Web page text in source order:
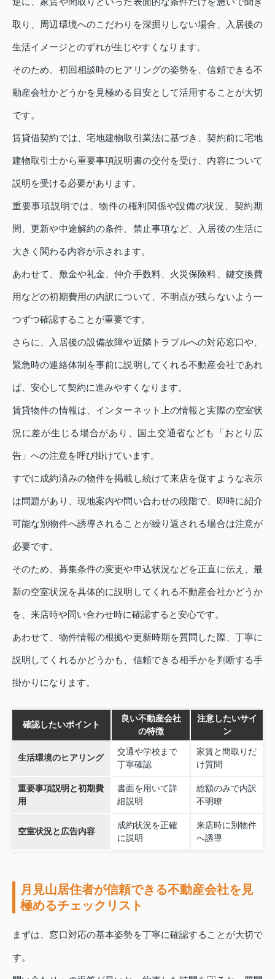
取り、周辺環境へのこだわりを深掘りしない場合、入居後の
生活イメージとのずれが生じやすくなります。
そのため、初回相談時のヒアリングの姿勢を、信頼できる不
動産会社かどうかを見極める目安として活用することが大切
です。
賃貸借契約では、宅地建物取引業法に基づき、契約前に宅地
建物取引士から重要事項説明書の交付を受け、内容について
説明を受ける必要があります。
重要事項説明では、物件の権利関係や設備の状況、契約期
間、更新や中途解約の条件、禁止事項など、入居後の生活に
大きく関わる内容が示されます。
あわせて、敷金や礼金、仲介手数料、火災保険料、鍵交換費
用などの初期費用の内訳について、不明点が残らないよう一
つずつ確認することが重要です。
さらに、入居後の設備故障や近隣トラブルへの対応窓口や、
緊急時の連絡体制を事前に説明してくれる不動産会社であれ
ば、安心して契約に進みやすくなります。
賃貸物件の情報は、インターネット上の情報と実際の空室状
況に差が生じる場合があり、国土交通省なども「おとり広
告」への注意を呼び掛けています。
すでに成約済みの物件を掲載し続けて来店を促すような表示
は問題があり、現地案内や問い合わせの段階で、即時に紹介
可能な別物件へ誘導されることが繰り返される場合は注意が
必要です。
そのため、募集条件の変更や申込状況などを正直に伝え、最
新の空室状況を具体的に説明してくれる不動産会社かどうか
を、来店時や問い合わせ時に確認すると安心です。
あわせて、物件情報の根拠や更新時期を質問した際、丁寧に
説明してくれるかどうかも、信頼できる相手かを判断する手
掛かりになります。
確認したいポイント
良い不動産会社
の特徴
注意したいサイ
ン
生活環境のヒアリング
交通や学校まで
丁寧確認
家賃と間取りだ
け質問
重要事項説明と初期費
用
書面を用いて詳
細説明
総額のみで内訳
不明瞭
空室状況と広告内容
成約状況を正確
に説明
来店時に別物件
へ誘導
月見山居住者が信頼できる不動産会社を見
極めるチェックリスト
まずは、窓口対応の基本姿勢を丁寧に確認することが大切で
す。